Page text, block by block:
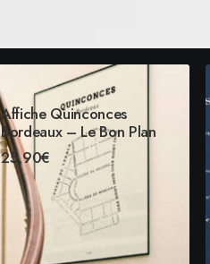
Affiche Quinconces
Bordeaux – Le Bon Plan
25,90€